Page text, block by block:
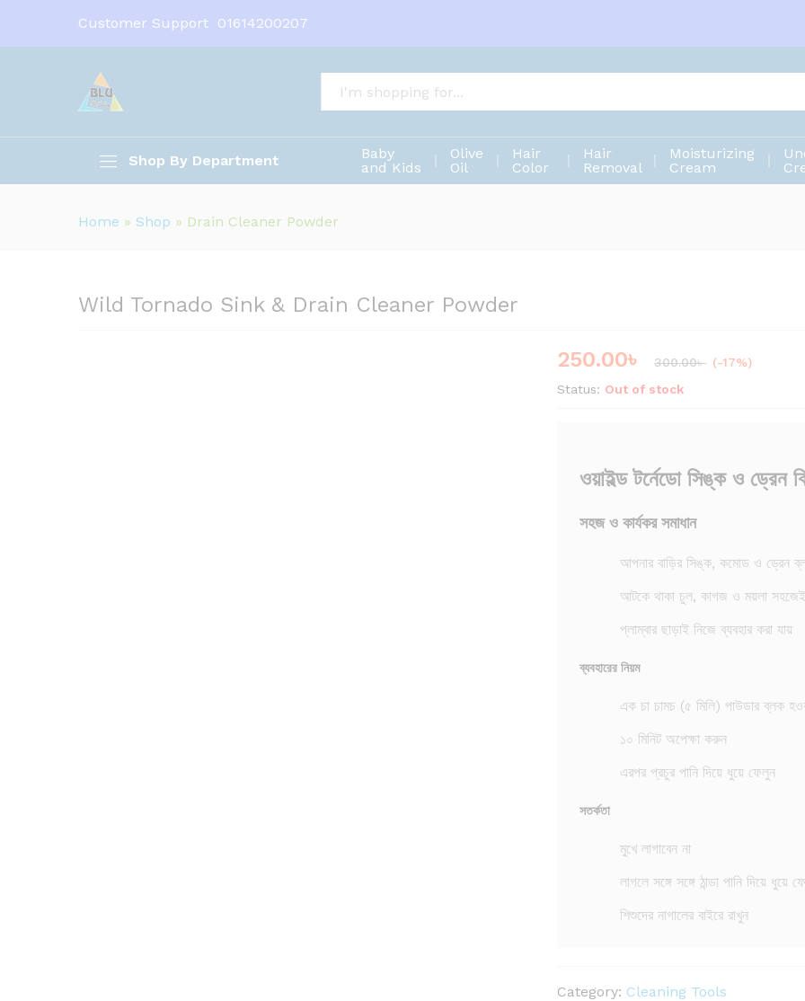
Customer Support 01614200207
Shop By Department
Baby
and Kids
Olive
Oil
Hair
Color
Hair
Removal
Moisturizing
Cream
Home » Shop » Drain Cleaner Powder
Wild Tornado Sink & Drain Cleaner Powder
250.00৳ 300.00৳ (-17%)
Status: Out of stock
ওয়াইল্ড টর্নেডো সিঙ্ক ও ড্রেন
সহজ ও কার্যকর সমাধান
আপনার বাড়ির সিঙ্ক, কমোড ও ড্রেন
আটকে থাকা চুল, কাগজ ও ময়লা সহজেই
প্লাম্বার ছাড়াই নিজে ব্যবহার করা যায়
ব্যবহারের নিয়ম
এক চা চামচ (৫ মিলি) পাউডার ব্লক
১০ মিনিট অপেক্ষা করুন
এরপর প্রচুর পানি দিয়ে ধুয়ে ফেলুন
সতর্কতা
মুখে লাগাবেন না
লাগলে সঙ্গে সঙ্গে ঠান্ডা পানি দিয়ে ধুয়ে
শিশুদের নাগালের বাইরে রাখুন
Category: Cleaning Tools
Description